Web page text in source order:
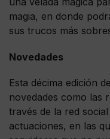
magia, en donde
sus trucos más
Novedades
Esta décima edición
novedades como las
través de la red
actuaciones, en las